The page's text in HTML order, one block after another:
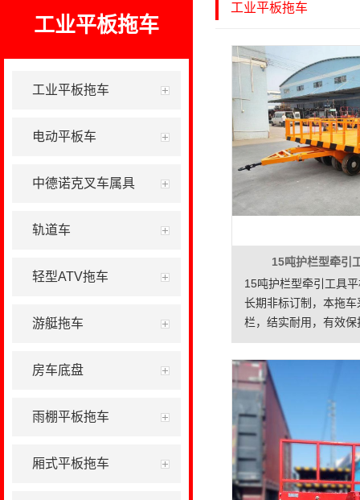
工业平板拖车
工业平板拖车
电动平板车
中德诺克叉车属具
轨道车
轻型ATV拖车
游艇拖车
房车底盘
雨棚平板拖车
厢式平板拖车
工业平板拖车
15吨护栏型牵引
15吨护栏型牵引工具
长期非标订制，本拖
栏，结实耐用，有效保